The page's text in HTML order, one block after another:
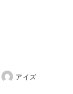
著
アイズ